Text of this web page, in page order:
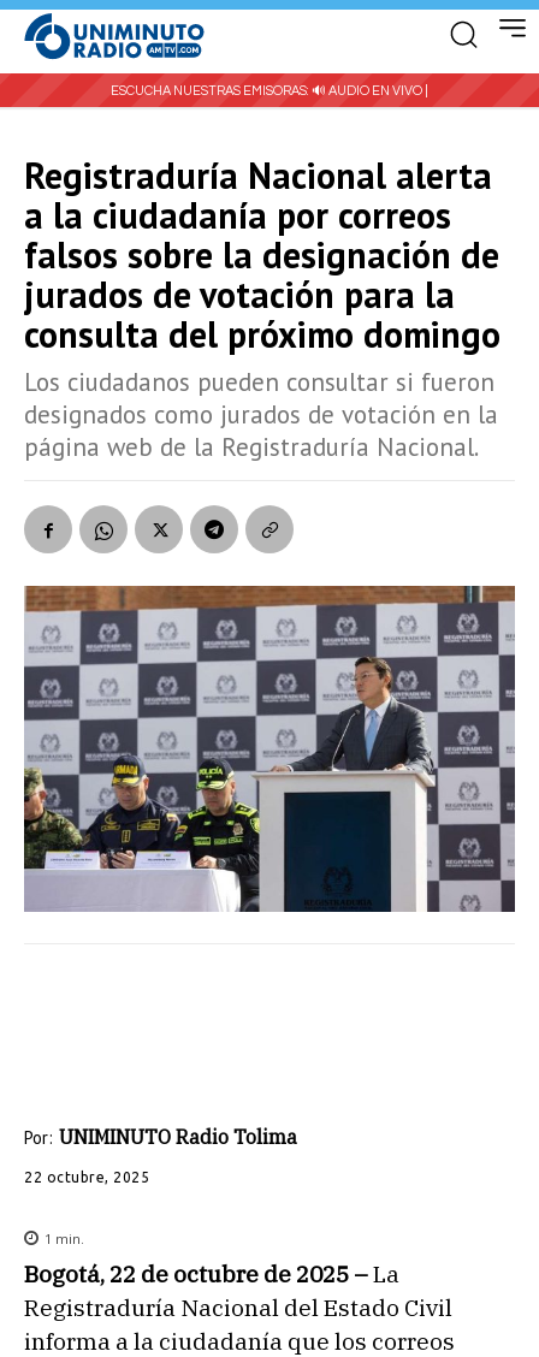
ESCUCHA NUESTRAS EMISORAS: 🔊 AUDIO EN VIVO |
Registraduría Nacional alerta
a la ciudadanía por correos
falsos sobre la designación de
jurados de votación para la
consulta del próximo domingo
Los ciudadanos pueden consultar si fueron
designados como jurados de votación en la
página web de la Registraduría Nacional.
Por: UNIMINUTO Radio Tolima
22 octubre, 2025
1 min.
Bogotá, 22 de octubre de 2025 –La
Registraduría Nacional del Estado Civil
informa a la ciudadanía que los correos